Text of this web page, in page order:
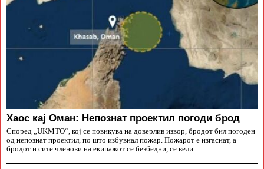
Хаос кај Оман: Непознат проектил погоди брод
Според „UKMTO“, кој се повикува на доверлив извор, бродот бил погоден
од непознат проектил, по што избувнал пожар. Пожарот е изгаснат, а
бродот и сите членови на екипажот се безбедни, се вели